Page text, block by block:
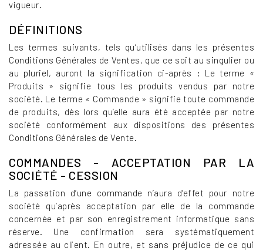
vigueur.
DÉFINITIONS
Les termes suivants, tels qu’utilisés dans les présentes
Conditions Générales de Ventes, que ce soit au singulier ou
au pluriel, auront la signification ci-après : Le terme «
Produits » signifie tous les produits vendus par notre
société. Le terme « Commande » signifie toute commande
de produits, dès lors qu’elle aura été acceptée par notre
société conformément aux dispositions des présentes
Conditions Générales de Vente.
COMMANDES - ACCEPTATION PAR LA
SOCIÉTÉ - CESSION
La passation d’une commande n’aura d’effet pour notre
société qu’après acceptation par elle de la commande
concernée et par son enregistrement informatique sans
réserve. Une confirmation sera systématiquement
adressée au client. En outre, et sans préjudice de ce qui